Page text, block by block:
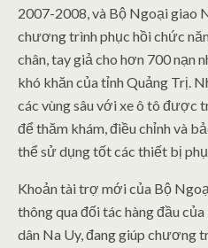
2007-2008, và Bộ Ngoại giao
chương trình phục hồi chức
chân, tay giả cho hơn 700 nạn
khó khăn của tỉnh Quảng Trị.
các vùng sâu với xe ô tô được
để thăm khám, điều chỉnh và
thể sử dụng tốt các thiết bị
Khoản tài trợ mới của Bộ
thông qua đối tác hàng đầu
dân Na Uy, đang giúp chương